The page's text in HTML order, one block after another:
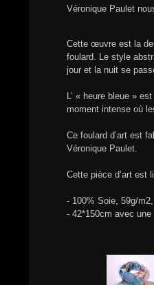
Véronique Paulet
Cette œuvre est la
foulard. Le style
jour et la nuit se
L’ « heure bleue »
moment intense où
Ce foulard d’art est
Véronique Paulet.
Cette pièce d’art est
- 100% Soie, 59g/
- 42*150cm avec